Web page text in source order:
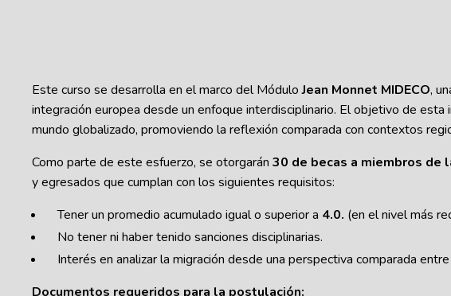
Este curso se desarrolla en el marco del MóduloJean Monnet MIDECO,
integración europea desde un enfoque interdisciplinario. El objetivo de
mundo globalizado, promoviendo la reflexión comparada con contextos
Como parte de este esfuerzo, se otorgarán 30 de becas a miembros de
y egresados que cumplan con los siguientes requisitos:
Tener un promedio acumulado igual o superior a 4.0. (en el nivel más
No tener ni haber tenido sanciones disciplinarias.
Interés en analizar la migración desde una perspectiva comparada
Documentos requeridos para la postulación: